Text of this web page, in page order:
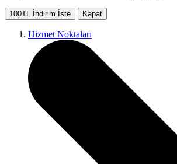
100TL İndirim İste Kapat
Hizmet Noktaları